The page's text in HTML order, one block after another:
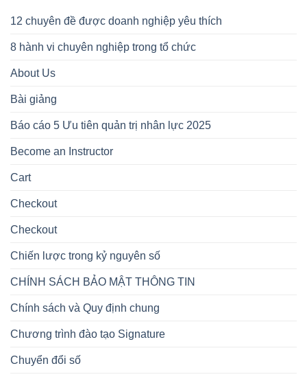
12 chuyên đề được doanh nghiệp yêu thích
8 hành vi chuyên nghiệp trong tổ chức
About Us
Bài giảng
Báo cáo 5 Ưu tiên quản trị nhân lực 2025
Become an Instructor
Cart
Checkout
Checkout
Chiến lược trong kỷ nguyên số
CHÍNH SÁCH BẢO MẬT THÔNG TIN
Chính sách và Quy định chung
Chương trình đào tạo Signature
Chuyển đổi số